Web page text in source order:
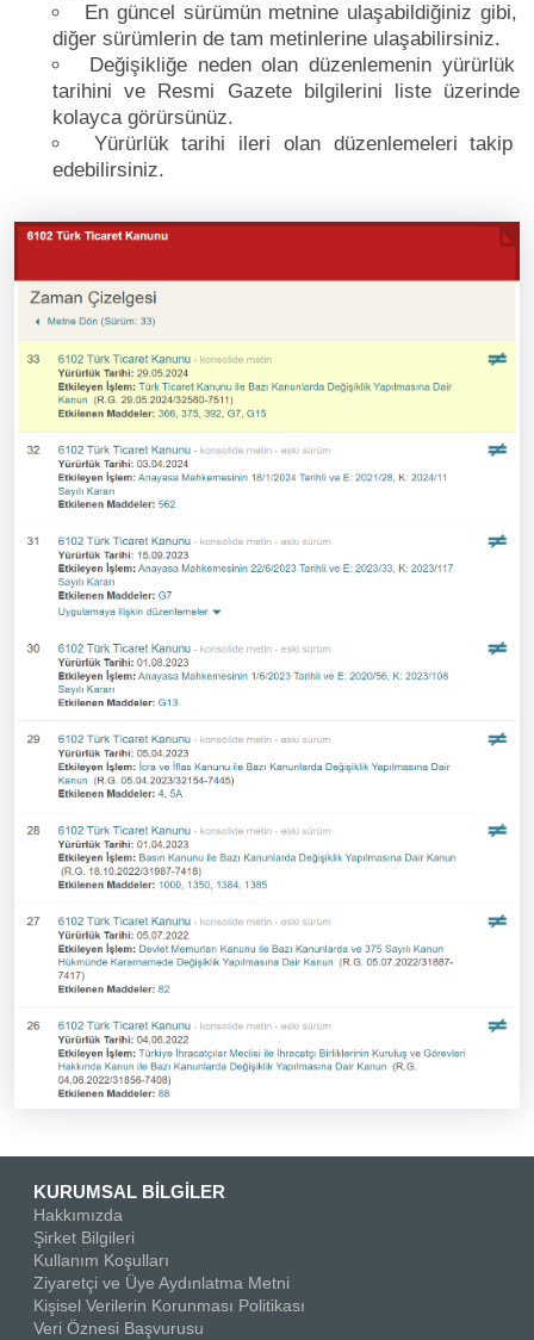
En güncel sürümün metnine ulaşabildiğiniz gibi,
diğer sürümlerin de tam metinlerine ulaşabilirsiniz.
Değişikliğe neden olan düzenlemenin yürürlük
tarihini ve Resmi Gazete bilgilerini liste üzerinde
kolayca görürsünüz.
Yürürlük tarihi ileri olan düzenlemeleri takip
edebilirsiniz.
KURUMSAL BİLGİLER
Hakkımızda
Şirket Bilgileri
Kullanım Koşulları
Ziyaretçi ve Üye Aydınlatma Metni
Kişisel Verilerin Korunması Politikası
Veri Öznesi Başvurusu